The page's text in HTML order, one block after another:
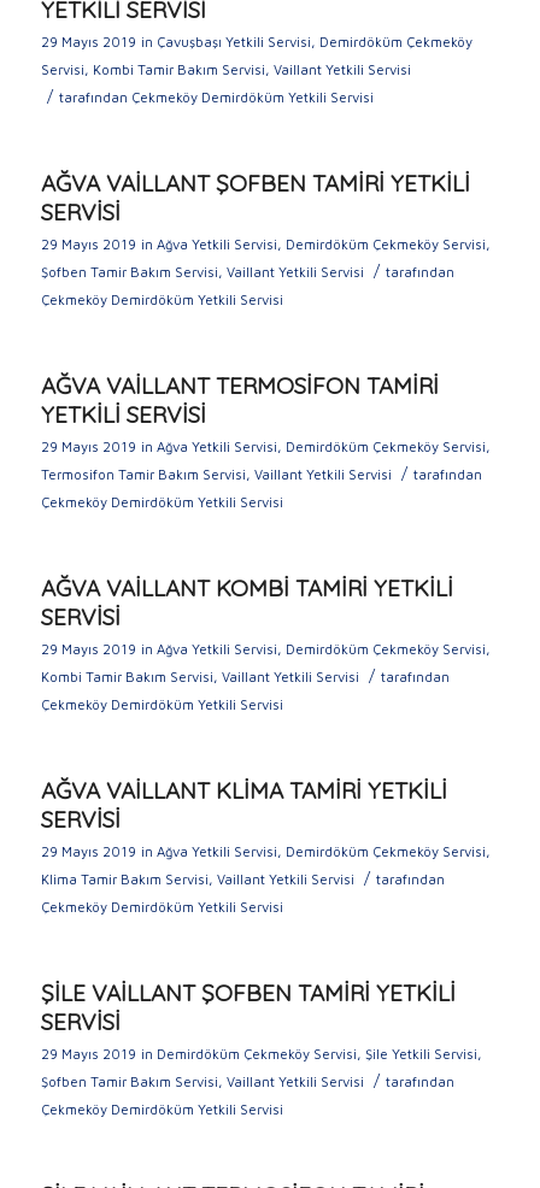
YETKİLİ SERVİSİ
29 Mayıs 2019 in Çavuşbaşı Yetkili Servisi, Demirdöküm Çekmeköy
Servisi, Kombi Tamir Bakım Servisi, Vaillant Yetkili Servisi
/ tarafından Çekmeköy Demirdöküm Yetkili Servisi
AĞVA VAİLLANT ŞOFBEN TAMİRİ YETKİLİ
SERVİSİ
29 Mayıs 2019 in Ağva Yetkili Servisi, Demirdöküm Çekmeköy Servisi,
Şofben Tamir Bakım Servisi, Vaillant Yetkili Servisi / tarafından
Çekmeköy Demirdöküm Yetkili Servisi
AĞVA VAİLLANT TERMOSİFON TAMİRİ
YETKİLİ SERVİSİ
29 Mayıs 2019 in Ağva Yetkili Servisi, Demirdöküm Çekmeköy Servisi,
Termosifon Tamir Bakım Servisi, Vaillant Yetkili Servisi / tarafından
Çekmeköy Demirdöküm Yetkili Servisi
AĞVA VAİLLANT KOMBİ TAMİRİ YETKİLİ
SERVİSİ
29 Mayıs 2019 in Ağva Yetkili Servisi, Demirdöküm Çekmeköy Servisi,
Kombi Tamir Bakım Servisi, Vaillant Yetkili Servisi / tarafından
Çekmeköy Demirdöküm Yetkili Servisi
AĞVA VAİLLANT KLİMA TAMİRİ YETKİLİ
SERVİSİ
29 Mayıs 2019 in Ağva Yetkili Servisi, Demirdöküm Çekmeköy Servisi,
Klima Tamir Bakım Servisi, Vaillant Yetkili Servisi / tarafından
Çekmeköy Demirdöküm Yetkili Servisi
ŞİLE VAİLLANT ŞOFBEN TAMİRİ YETKİLİ
SERVİSİ
29 Mayıs 2019 in Demirdöküm Çekmeköy Servisi, Şile Yetkili Servisi,
Şofben Tamir Bakım Servisi, Vaillant Yetkili Servisi / tarafından
Çekmeköy Demirdöküm Yetkili Servisi